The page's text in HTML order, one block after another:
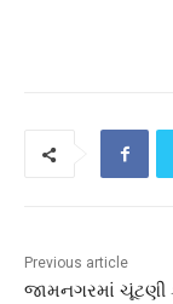
Previous article
જામનગરમાં ચૂંટણી